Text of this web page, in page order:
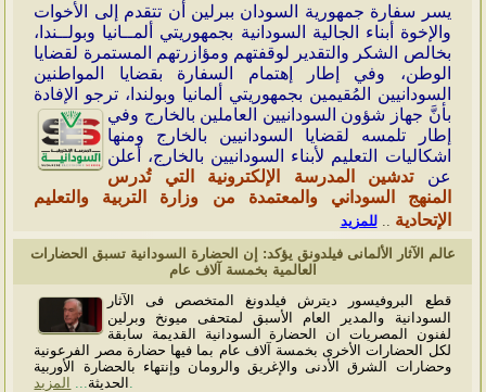
يسر سفارة جمهورية السودان ببرلين أن تتقدم إلى الأخوات
والإخوة أبناء الجالية السودانية بجمهوريتي ألمــانيا وبولــندا،
بخالص الشكر والتقدير لوقفتهم ومؤازرتهم المستمرة لقضايا
الوطن، وفي إطار إهتمام السفارة بقضايا المواطنين
السودانيين المُقيمين بجمهوريتي ألمانيا وبولندا، ترجو الإفادة
بأنَّ جهاز شؤون السودانيين العاملين بالخارج وفي
إطار تلمسه لقضايا السودانيين بالخارج ومنها
اشكاليات التعليم لأبناء السودانيين بالخارج، أعلن
عنتدشين المدرسة الإلكترونية التي تُدرس
المنهج السوداني والمعتمدة من وزارة التربية والتعليم
الإتحادية ..للمزيد
عالم الآثار الألمانى فيلدونق يؤكد: إن الحضارة السودانية تسبق الحضارات
العالمية بخمسة آلاف عام
قطع البروفيسور ديترش فيلدونغ المتخصص فى الآثار
السودانية والمدير العام الأسبق لمتحفى ميونخ وبرلين
لفنون المصريات ان الحضارة السودانية القديمة سابقة
لكل الحضارات الأخرى بخمسة آلاف عام بما فيها حضارة مصر الفرعونية
وحضارات الشرق الأدنى والإغريق والرومان وإنتهاء بالحضارة الأوربية
الحديثة
المزيد